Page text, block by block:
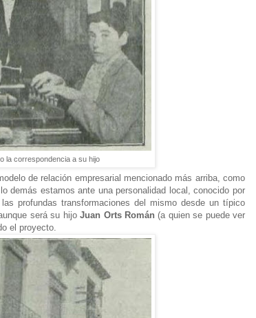
la correspondencia a su hijo
de relación empresarial mencionado más arriba, como
demás estamos ante una personalidad local, conocido por
profundas transformaciones del mismo desde un típico
será su hijoJuan Orts Román(a quien se puede ver
el proyecto.